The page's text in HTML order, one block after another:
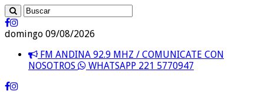
domingo 09/08/2026
FM ANDINA 92.9 MHZ / COMUNICATE CON
NOSOTROS
WHATSAPP 221 5770947